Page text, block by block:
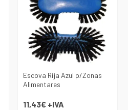
Escova Rija Azul p/Zonas
Alimentares
11,43€ +IVA